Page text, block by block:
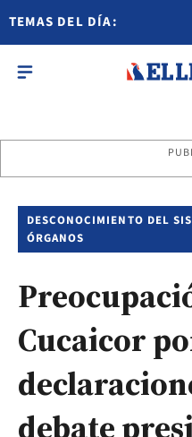
TEMAS DEL DÍA:
DESCONOCIMIENTO DEL
ÓRGANOS
Cucaicor
debate